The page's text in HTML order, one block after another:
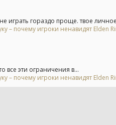
играть гораздо проще. твое
– почему игроки ненавидят Elden
все эти ограничения в...
– почему игроки ненавидят Elden